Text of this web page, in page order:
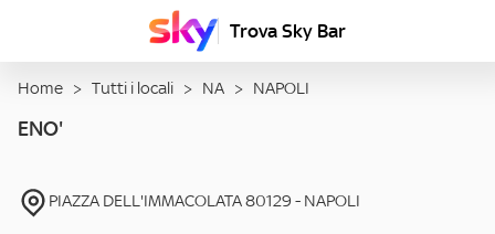
Trova Sky Bar
Home > Tutti i locali > NA > NAPOLI
ENO'
PIAZZA DELL'IMMACOLATA80129 - NAPOLI